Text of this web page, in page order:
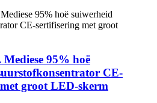
95% hoë
CE-
groot LED-skerm